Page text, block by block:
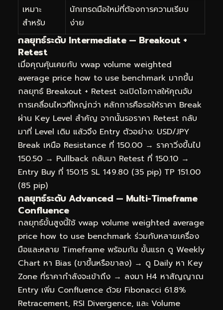
เหมาะ
สำหรับ
นักเทรดมือใหม่ที่ต้องการความเรียบ
ง่าย
กลยุทธ์ระดับ Intermediate — Breakout +
Retest
เมื่อคุณคุ้นเคยกับ vwap volume weighted
average price how to use benchmark มากขึ้น
กลยุทธ์ Breakout + Retest จะเปิดโอกาสให้คุณจับ
การเคลื่อนไหวที่ใหญ่กว่า หลักการคือรอให้ราคา Break
ผ่าน Key Level สำคัญ จากนั้นรอราคา Retest กลับ
มาที่ Level เดิม แล้วจึง Entry ตัวอย่าง: USD/JPY
Break เหนือ Resistance ที่ 150.00 → ราคาวิ่งขึ้นไป
150.50 → Pullback กลับมา Retest ที่ 150.10 →
Entry Buy ที่ 150.15 SL 149.80 (35 pip) TP 151.00
(85 pip)
กลยุทธ์ระดับ Advanced — Multi-Timeframe
Confluence
กลยุทธ์ขั้นสูงนี้ใช้ vwap volume weighted average
price how to use benchmark ร่วมกับหลายเครื่อง
มือและหลาย Timeframe พร้อมกัน ขั้นแรก ดู Weekly
Chart หา Bias (ขาขึ้นหรือขาลง) → ดู Daily หา Key
Zone ที่ราคากำลังจะเข้าถึง → ลงมา H4 หาสัญญาณ
Entry เพิ่ม Confluence ด้วย Fibonacci 61.8%
Retracement, RSI Divergence, และ Volume